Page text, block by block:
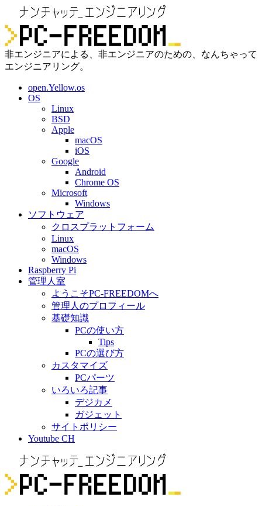
非エンジニアによる、非エンジニアのための、なんちゃって
エンジニアリング。
open.Yellow.os
OS
Linux
BSD
Apple
macOS
iOS
Google
Android
Chrome OS
Microsoft
Windows
ソフトウェア
クロスプラットフォーム
Linux
macOS
Windows
Raspberry Pi
管理人室
ようこそPC-FREEDOMへ
管理人のプロフィール
基礎知識
PCの使い方
Tips
PCの選び方
カスタマイズ
PCパーツ
いろいろ記事
デジカメ
ガジェット
サイトポリシー
Youtube CH